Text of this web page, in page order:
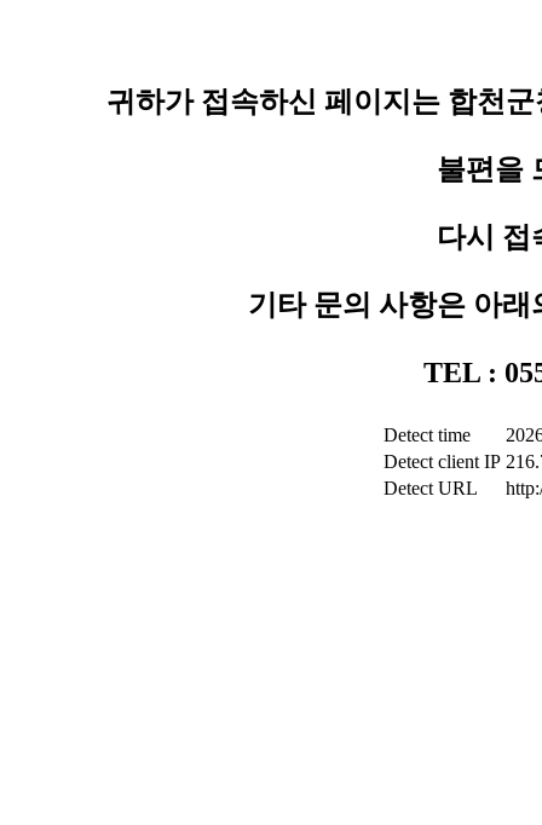
귀하가 접속하신 페이지는 합천
불편을
다시 접
기타 문의 사항은 아
TEL :
Detect time
Detect client IP
Detect URL